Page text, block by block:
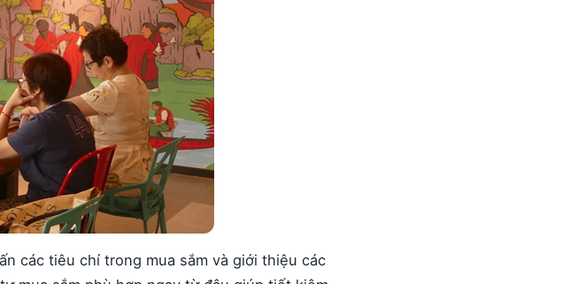
các tiêu chí trong mua sắm và giới thiệu các